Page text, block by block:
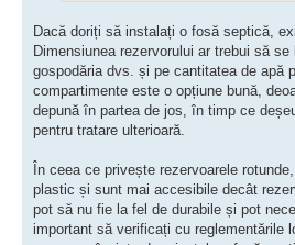
Dacă doriți să instalați o fosă septică,
Dimensiunea rezervorului ar trebui să
gospodăria dvs. și pe cantitatea de apă
compartimente este o opțiune bună,
depună în partea de jos, în timp ce
pentru tratare ulterioară.
În ceea ce privește rezervoarele
plastic și sunt mai accesibile decât
pot să nu fie la fel de durabile și pot
important să verificați cu reglementările